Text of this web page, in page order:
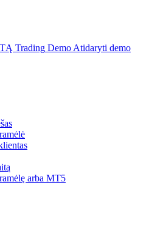
Trading Demo Atidaryti demo
arba MT5